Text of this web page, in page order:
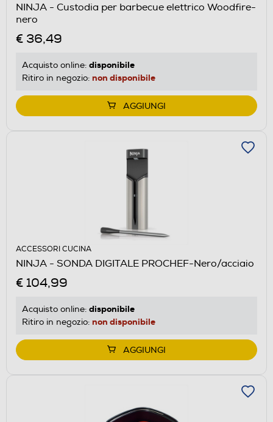
NINJA - Custodia per barbecue elettrico Woodfire-
nero
€ 36,49
Acquisto online: disponibile
Ritiro in negozio: non disponibile
AGGIUNGI
ACCESSORI CUCINA
NINJA - SONDA DIGITALE PROCHEF-Nero/acciaio
€ 104,99
Acquisto online: disponibile
Ritiro in negozio: non disponibile
AGGIUNGI